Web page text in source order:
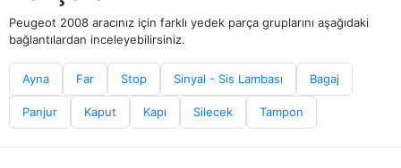
Peugeot 2008 aracınız için farklı yedek parça gruplarını aşağıdaki
bağlantılardan inceleyebilirsiniz.
Ayna Far Stop Sinyal - Sis Lambası Bagaj
Panjur Kaput Kapı Silecek Tampon